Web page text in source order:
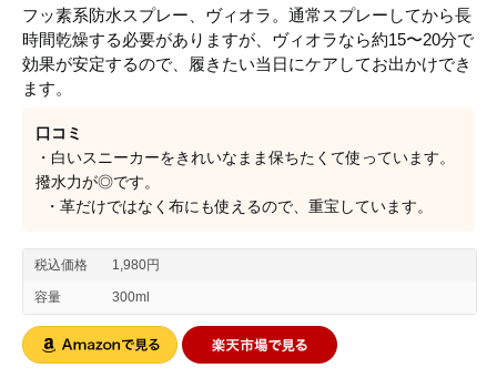
フッ素系防水スプレー、ヴィオラ。通常スプレーしてから長
時間乾燥する必要がありますが、ヴィオラなら約15〜20分で
効果が安定するので、履きたい当日にケアしてお出かけでき
ます。
口コミ
・白いスニーカーをきれいなまま保ちたくて使っています。
撥水力が◎です。
・革だけではなく布にも使えるので、重宝しています。
税込価格 1,980円
容量 300ml